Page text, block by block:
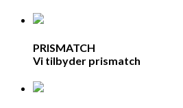
PRISMATCH
Vi tilbyder prismatch